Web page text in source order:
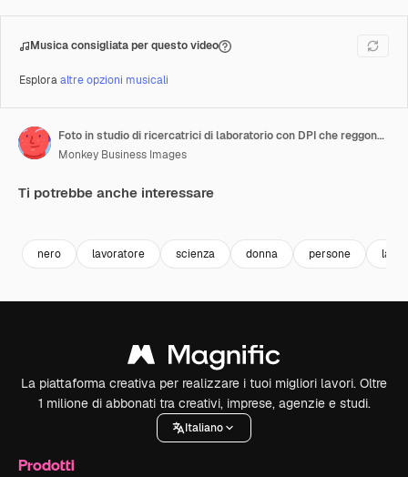
Musica consigliata per questo video
Esploraaltre opzioni musicali
Foto in studio di ricercatrici di laboratorio con DPI che reggono provette etichettate Omicron e Vaccino
Monkey Business Images
Ti potrebbe anche interessare
nero lavoratore scienza donna persone
La piattaforma creativa per realizzare i tuoi migliori lavori. Oltre
1 milione di abbonati tra creativi, imprese, agenzie e studi.
Italiano
Prodotti